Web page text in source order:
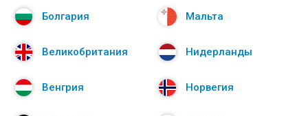
Болгария
Великобритания
Венгрия
Мальта
Нидерланды
Норвегия